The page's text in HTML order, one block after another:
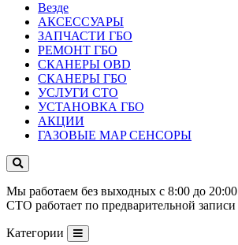
Везде
АКСЕССУАРЫ
ЗАПЧАСТИ ГБО
РЕМОНТ ГБО
СКАНЕРЫ OBD
СКАНЕРЫ ГБО
УСЛУГИ СТО
УСТАНОВКА ГБО
АКЦИИ
ГАЗОВЫЕ MAP СЕНСОРЫ
Мы работаем без выходных с 8:00 до 20:00
СТО работает по предварительной записи
Категории